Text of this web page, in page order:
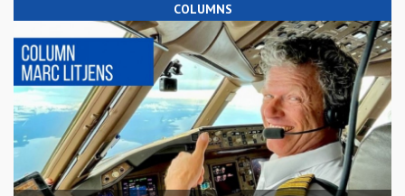
COLUMNS